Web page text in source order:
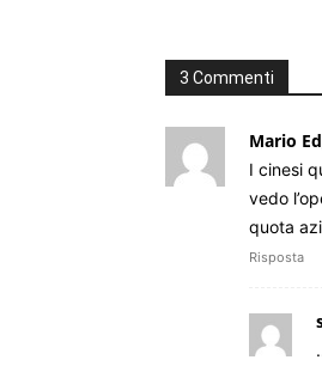
3 Commenti
Mario
I cinesi
vedo
quota
Risposta